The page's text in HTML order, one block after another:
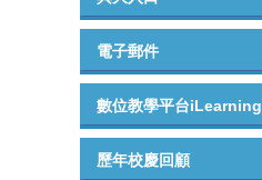
電子郵件
數位教學平台iLearning
歷年校慶回顧